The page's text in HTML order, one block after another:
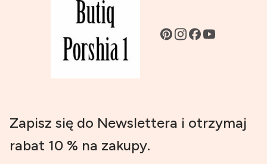
Zapisz się do Newslettera i otrzymaj
rabat 10 % na zakupy.